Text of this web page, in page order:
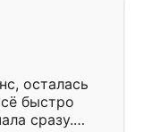
осталась
быстро
сразу.